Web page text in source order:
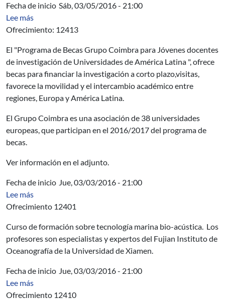
Fecha de inicio Sáb, 03/05/2016 - 21:00
Lee mássobre AUCI - Programa para Jóvenes Grupo Coimbra
Ofrecimiento: 12413
El "Programa de Becas Grupo Coimbra para Jóvenes docentes
de investigación de Universidades de América Latina ", ofrece
becas para financiar la investigación a corto plazo,visitas,
favorece la movilidad y el intercambio académico entre
regiones, Europa y América Latina.
El Grupo Coimbra es una asociación de 38 universidades
europeas, que participan en el 2016/2017 del programa de
becas.
Ver información en el adjunto.
Fecha de inicio Jue, 03/03/2016 - 21:00
Lee mássobre OPP - Curso de capacitación sobre Tecnología
Ofrecimiento 12401
Curso de formación sobre tecnología marina bio-acústica. Los
profesores son especialistas y expertos del Fujian Instituto de
Oceanografía de la Universidad de Xiamen.
Fecha de inicio Jue, 03/03/2016 - 21:00
Lee mássobre OPP - Curso de formación en Ingeniería de
Ofrecimiento 12410